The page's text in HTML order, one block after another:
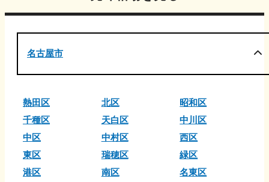
名古屋市
熱田区 北区
昭和区
千種区
天白区
中川区
中区
中村区
西区
東区
瑞穂区
緑区
港区
南区
名東区